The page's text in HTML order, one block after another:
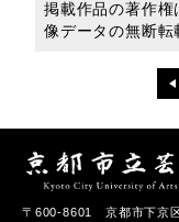
掲載作品の著作権
像データの無断転
〒600-8601 京都市下京